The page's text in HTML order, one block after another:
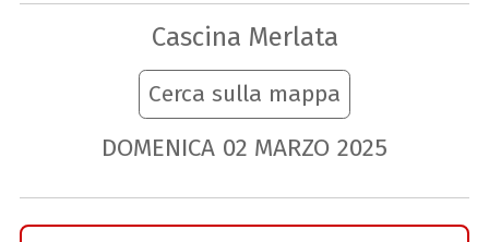
Cascina Merlata
Cerca sulla mappa
DOMENICA 02 MARZO 2025